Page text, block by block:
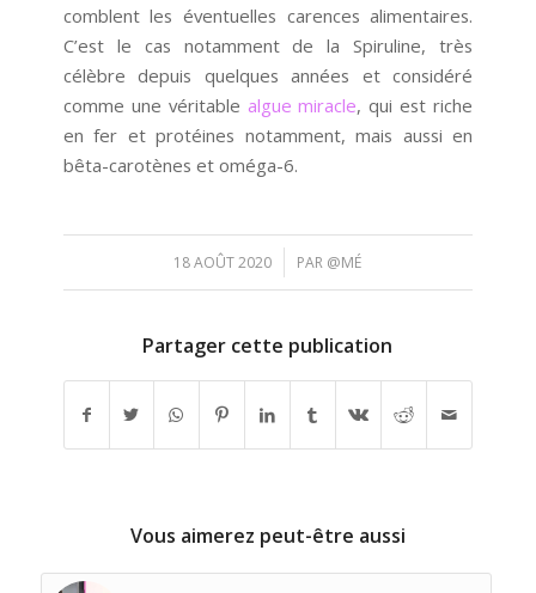
comblent les éventuelles carences alimentaires.
C’est le cas notamment de la Spiruline, très
célèbre depuis quelques années et considéré
comme une véritable algue miracle, qui est riche
en fer et protéines notamment, mais aussi en
bêta-carotènes et oméga-6.
18 AOÛT 2020
/ PAR @MÉ
Partager cette publication
Vous aimerez peut-être aussi